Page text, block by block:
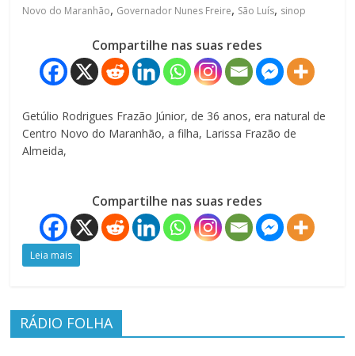
Novo do Maranhão, Governador Nunes Freire, São Luís, sinop
Compartilhe nas suas redes
Getúlio Rodrigues Frazão Júnior, de 36 anos, era natural de
Centro Novo do Maranhão, a filha, Larissa Frazão de
Almeida,
Compartilhe nas suas redes
Leia mais
RÁDIO FOLHA